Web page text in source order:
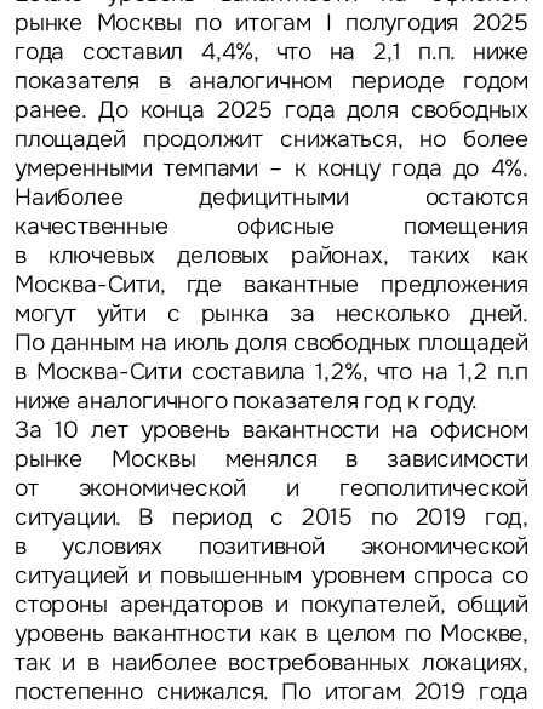
рынке Москвы по итогам I полугодия 2025
года составил 4,4%, что на 2,1 п.п. ниже
показателя в аналогичном периоде годом
ранее. До конца 2025 года доля свободных
площадей продолжит снижаться, но более
умеренными темпами – к концу года до 4%.
Наиболее дефицитными остаются
качественные офисные помещения
в ключевых деловых районах, таких как
Москва-Сити, где вакантные предложения
могут уйти с рынка за несколько дней.
По данным на июль доля свободных площадей
в Москва-Сити составила 1,2%, что на 1,2 п.п
ниже аналогичного показателя год к году.
За 10 лет уровень вакантности на офисном
рынке Москвы менялся в зависимости
от экономической и геополитической
ситуации. В период с 2015 по 2019 год,
в условиях позитивной экономической
ситуацией и повышенным уровнем спроса со
стороны арендаторов и покупателей, общий
уровень вакантности как в целом по Москве,
так и в наиболее востребованных локациях,
постепенно снижался. По итогам 2019 года